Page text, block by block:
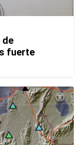
de
fuerte